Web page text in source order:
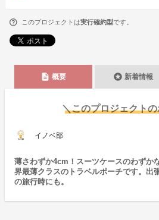
このプロジェクトは実行確約型です。
description 概要 stars 新着情報
＼このプロジェクト
イノベ部
薄さわずか4cm！スーツケースのわずか
界最薄クラスのトラベルポーチです。出
の旅行時にも。